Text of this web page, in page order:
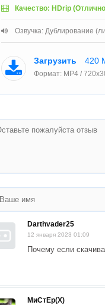
Качество: HDrip
Озвучка: Дублирование
Загрузить 420
Формат: MP4 /
Darthvader25
12 января 2023 01:09
Почему если
МиСтЕр(Х)